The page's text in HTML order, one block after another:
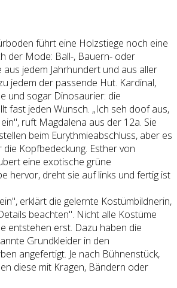
führt eine Holzstiege noch eine
der Mode: Ball-, Bauern- oder
jedem Jahrhundert und aus aller
jedem der passende Hut. Kardinal,
und sogar Dinosaurier: die
fast jeden Wunsch. „Ich seh doof aus,
ruft Magdalena aus der 12a. Sie
beim Eurythmieabschluss, aber es
Kopfbedeckung. Esther von
eine exotische grüne
hervor, dreht sie auf links und fertig ist
erklärt die gelernte Kostümbildnerin,
beachten". Nicht alle Kostüme
entstehen erst. Dazu haben die
Grundkleider in den
angefertigt. Je nach Bühnenstück,
diese mit Kragen, Bändern oder